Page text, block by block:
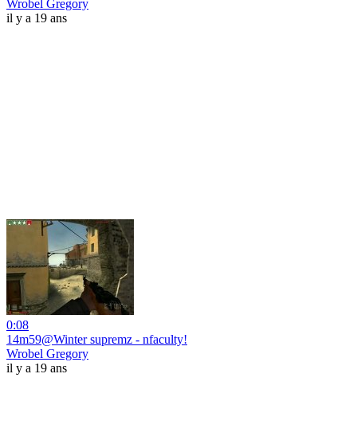
Wrobel Gregory
il y a 19 ans
0:08
14m59@Winter supremz - nfaculty!
Wrobel Gregory
il y a 19 ans